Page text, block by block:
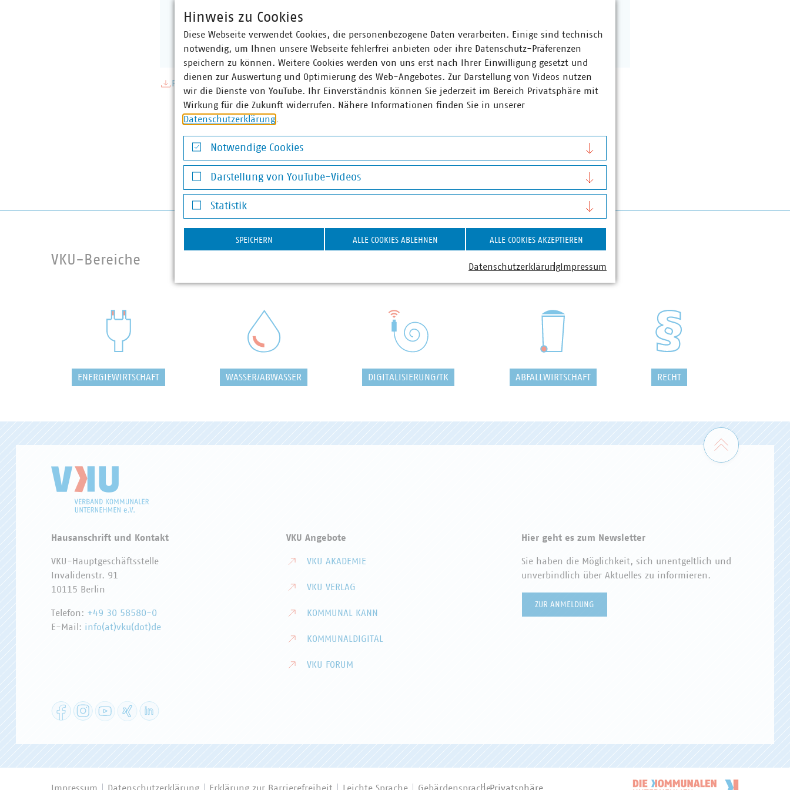
PDF Download
VKU-Bereiche
ENERGIEWIRTSCHAFT WASSER/ABWASSER DIGITALISIERUNG/TK ABFALLWIRTSCHAFT RECHT
Zum
Hausanschrift und Kontakt
VKU-Hauptgeschäftsstelle
Invalidenstr. 91
10115 Berlin
Telefon: +49 30 58580-0
E-Mail: info(at)vku(dot)de
VKU Angebote
VKU AKADEMIE
VKU VERLAG
KOMMUNAL KANN
KOMMUNALDIGITAL
VKU FORUM
Hier geht es zum Newsletter
Sie haben die Möglichkeit, sich unentgeltlich und
unverbindlich über Aktuelles zu informieren.
ZUR ANMELDUNG
FacebookInstagramYouTube XING
Impressum Datenschutzerklärung Erklärung zur Barrierefreiheit Leichte Sprache GebärdensprachePrivatsphäre
Hinweis zu Cookies
Diese Webseite verwendet Cookies, die personenbezogene Daten verarbeiten. Einige sind technisch
notwendig, um Ihnen unsere Webseite fehlerfrei anbieten oder ihre Datenschutz-Präferenzen
speichern zu können. Weitere Cookies werden von uns erst nach Ihrer Einwilligung gesetzt und
dienen zur Auswertung und Optimierung des Web-Angebotes. Zur Darstellung von Videos nutzen
wir die Dienste von YouTube. Ihr Einverständnis können Sie jederzeit im Bereich Privatsphäre mit
Wirkung für die Zukunft widerrufen. Nähere Informationen finden Sie in unserer
Datenschutzerklärung.
Notwendige Cookies
Notwendige Cookies
Darstellung von YouTube-Videos
Darstellung von YouTube-Videos
Statistik
Statistik
SPEICHERN ALLE COOKIES ABLEHNEN ALLE COOKIES AKZEPTIEREN
Datenschutzerklärung Impressum